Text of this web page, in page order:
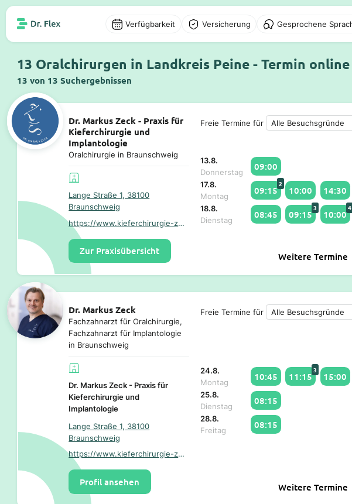
Verfügbarkeit Versicherung Gesprochene
13 Oralchirurgen in Landkreis Peine - Termin
13 von 13 Suchergebnissen
Dr. Markus Zeck - Praxis für
Kieferchirurgie und
Implantologie
Oralchirurgie in Braunschweig
Lange Straße 1, 38100
Braunschweig
https://www.kieferchirurgie-zeck.de/
Zur Praxisübersicht
Freie Termine für
13.8.
Donnerstag
09:00
17.8.
Montag
09:15
2
10:00 14:30
18.8.
Dienstag
08:45 09:15
3
10:00
4
Weitere Termine
Dr. Markus Zeck
Fachzahnarzt für Oralchirurgie,
Fachzahnarzt für Implantologie
in Braunschweig
Dr. Markus Zeck - Praxis für
Kieferchirurgie und
Implantologie
Lange Straße 1, 38100
Braunschweig
https://www.kieferchirurgie-zeck.de/
Profil ansehen
Freie Termine für
24.8.
Montag
10:45 11:15
3
15:00
25.8.
Dienstag
08:15
28.8.
Freitag
08:15
Weitere Termine